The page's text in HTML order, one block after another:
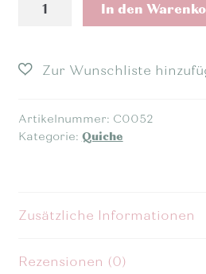
In den
Artikelnummer: C0052
Kategorie: Quiche
Zusätzliche Informationen
Rezensionen (0)